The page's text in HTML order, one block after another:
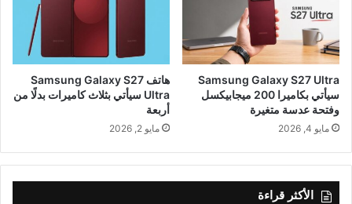
Samsung Galaxy S27 Ultra
سيأتي بكاميرا 200 ميجابيكسل
وفتحة عدسة متغيرة
مايو 4, 2026
هاتف Samsung Galaxy S27
Ultra سيأتي بثلاث كاميرات بدلًا من
أربعة
مايو 2, 2026
الأكثر قراءة